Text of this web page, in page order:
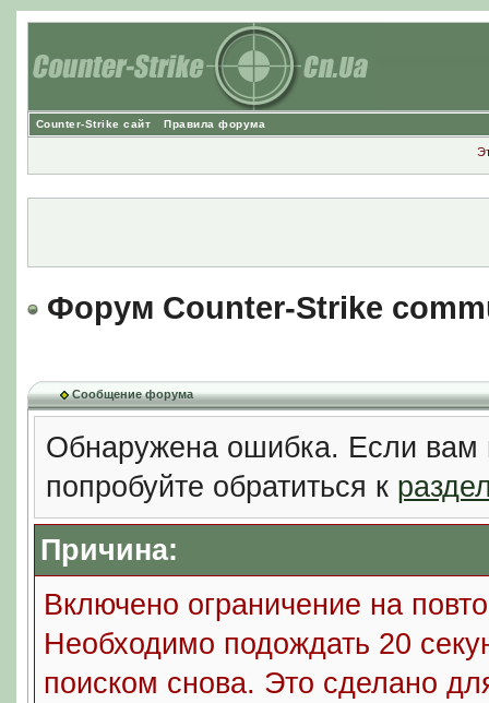
Counter-Strike сайт Правила форума
Форум Counter-Strike
Сообщение форума
Обнаружена ошибка. Если вам
попробуйте обратиться к
Причина:
Включено ограничение на
Необходимо подождать 20
поиском снова. Это сделано